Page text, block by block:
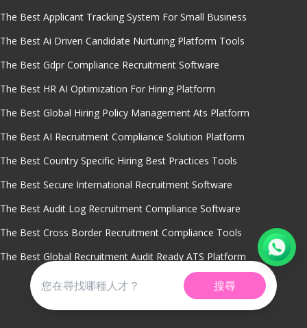
搜尋
The Best Applicant Tracking System For Small Business
The Best Ai Driven Candidate Nurturing Platform Tools
The Best Gdpr Compliance Recruitment Software
The Best HR AI Optimization For Hiring Platform
The Best Global Hiring Policy Management Ats Platform
The Best AI Recruitment Compliance Solution Platform
The Best Country Specific Hiring Best Practices Tools
The Best Secure International Recruitment Software
The Best Audit Log Recruitment Compliance Software
The Best Cross Border Recruitment Compliance Tools
The Best Global Recruitment Audit Ready ATS Platform